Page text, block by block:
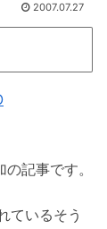
2007.07.27
記事です。
ているそう